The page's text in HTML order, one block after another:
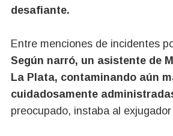
desafiante.
Entre menciones de incidentes
Según narró, un asistente de
La Plata, contaminando aún
cuidadosamente
preocupado, instaba al